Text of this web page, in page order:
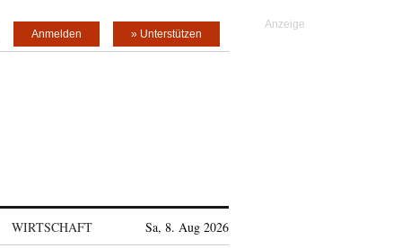
» Unterstützen
Anmelden
WIRTSCHAFT Sa, 8. Aug 2026